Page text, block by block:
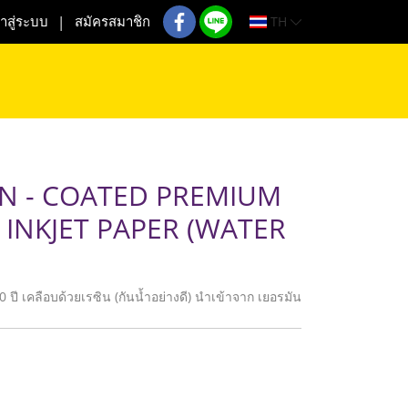
สู่ระบบ สมัครสมาชิก TH
- COATED PREMIUM
PAPER (WATER
เคลือบด้วยเรซิน (กันน้ำอย่างดี) นำเข้าจาก เยอรมัน